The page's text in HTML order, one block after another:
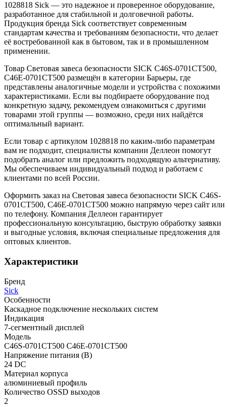
1028818 Sick — это надежное и проверенное оборудование,
разработанное для стабильной и долговечной работы.
Продукция бренда Sick соответствует современным
стандартам качества и требованиям безопасности, что делает
её востребованной как в бытовом, так и в промышленном
применении.
Товар Световая завеса безопасности SICK C46S-0701CT500,
C46E-0701CT500 размещён в категории Барьеры, где
представлены аналогичные модели и устройства с похожими
характеристиками. Если вы подбираете оборудование под
конкретную задачу, рекомендуем ознакомиться с другими
товарами этой группы — возможно, среди них найдётся
оптимальный вариант.
Если товар с артикулом 1028818 по каким-либо параметрам
вам не подходит, специалисты компании Деллеон помогут
подобрать аналог или предложить подходящую альтернативу.
Мы обеспечиваем индивидуальный подход и работаем с
клиентами по всей России.
Оформить заказ на Световая завеса безопасности SICK C46S-
0701CT500, C46E-0701CT500 можно напрямую через сайт или
по телефону. Компания Деллеон гарантирует
профессиональную консультацию, быструю обработку заявки
и выгодные условия, включая специальные предложения для
оптовых клиентов.
Характеристики
Бренд
Sick
Особенности
Каскадное подключение нескольких систем
Индикация
7-сегментный дисплей
Модель
C46S-0701CT500 C46E-0701CT500
Напряжение питания (В)
24 DC
Материал корпуса
алюминиевый профиль
Количество OSSD выходов
2